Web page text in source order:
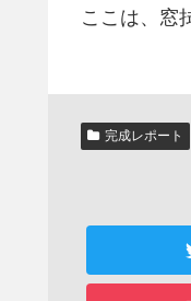
ここは、窓
完成レポート